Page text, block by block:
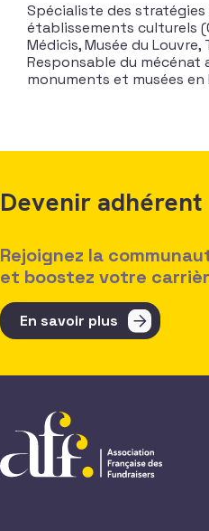
Spécialiste des
établissements culturels
Médicis, Musée du
Responsable du mécénat
monuments et musées en
Devenir adhérent
Rejoignez la
et boostez votre
En savoir plus